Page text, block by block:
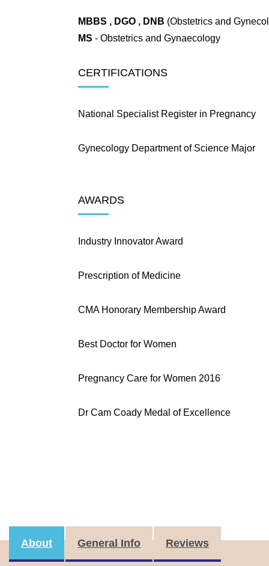
MBBS , DGO , DNB (Obstetrics and
MS - Obstetrics and Gynaecology
CERTIFICATIONS
National Specialist Register in Pregnancy
Gynecology Department of Science Major
AWARDS
Industry Innovator Award
Prescription of Medicine
CMA Honorary Membership Award
Best Doctor for Women
Pregnancy Care for Women 2016
Dr Cam Coady Medal of Excellence
About General Info Reviews